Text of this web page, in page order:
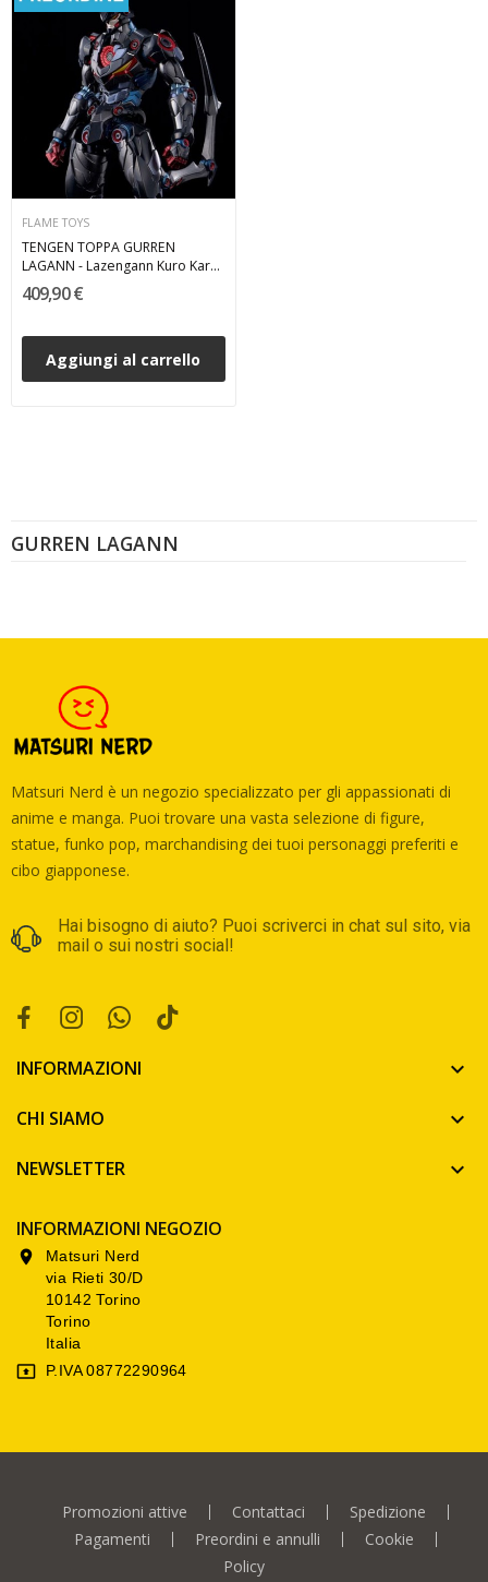
GURREN LAGANN
FLAME TOYS
TENGEN TOPPA GURREN
LAGANN - Lazengann Kuro Kara
Kuri Action Figure 21 cm
409,90 €
Aggiungi al carrello
Matsuri Nerd è un negozio specializzato per gli appassionati di
anime e manga. Puoi trovare una vasta selezione di figure,
statue, funko pop, marchandising dei tuoi personaggi preferiti e
cibo giapponese.
Hai bisogno di aiuto? Puoi scriverci in chat sul sito, via
mail o sui nostri social!
INFORMAZIONI 
CHI SIAMO 
NEWSLETTER 
INFORMAZIONI NEGOZIO

Matsuri Nerd
via Rieti 30/D
10142 Torino
Torino
Italia
 P.IVA 08772290964
Promozioni attive Contattaci
Spedizione
Pagamenti
Preordini e annulli
Cookie
Policy